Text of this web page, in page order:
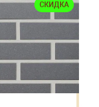
СКИДКА